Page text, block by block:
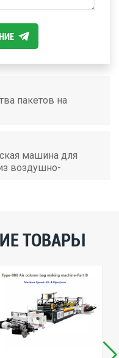
пакетов на
машина для
воздушно-
ТОВАРЫ